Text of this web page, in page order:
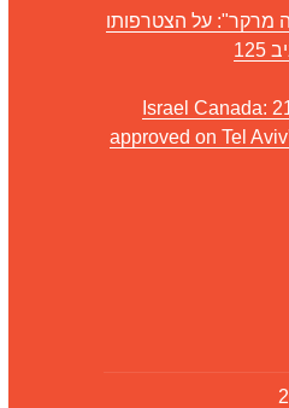
מרקר": על הצטרפותו
Israel Canada:
approved on Tel